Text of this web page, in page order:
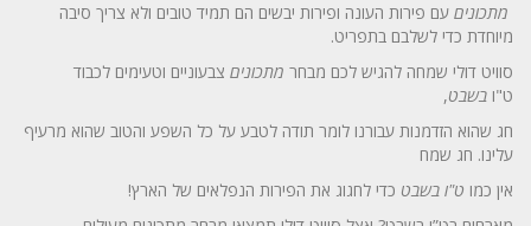
מתכונים עם פירות העונה ופירות יבשים הם תמיד טובים ולא צריך סיבה
מיוחדת כדי לשלבם בתפריט.
סוויט דולי שמחה להגיש לכם מבחר מתכונים צבעוניים וטעימים לכבוד
ט"ו בשבט,
חג שהוא הזדמנות עבורנו לומר תודה לטבע על כל השפע והטוב שהוא מרעיף
עלינו. חג שמח
אין כמו ט"ו בשבט כדי לחגוג את הפירות הנפלאים של הארץ!